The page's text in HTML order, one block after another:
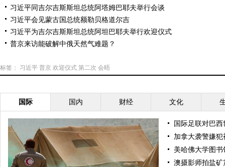
习近平同吉尔吉斯斯坦总统阿塔姆巴耶夫举行会谈
习近平会见蒙古国总统额勒贝格道尔吉
习近平为吉尔吉斯斯坦总统阿坦巴耶夫举行欢迎仪式
普京来访能破解中俄天然气难题？
标签： 习近平 普京 欢迎仪式 第二次 会晤
国际 国内 财经 文化
国际足联对巴
加拿大袭警嫌
美哈佛大学图
澳摄影师拍盐